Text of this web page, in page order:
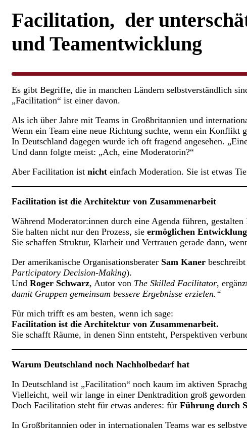
Facilitation, der
und Teamentwicklung
Es gibt Begriffe, die in manchen Ländern selbstverständlich
„Facilitation“ ist einer davon.
Als ich über Jahre mit Teams in Großbritannien und
Wenn ein Team eine neue Richtung suchte, wenn ein
In Deutschland dagegen wurde ich oft fragend angesehen.
Und dann folgte meist: „Ach, eine Moderatorin?“
Aber Facilitation ist nicht einfach Moderation. Sie ist etwas
Facilitation ist die Architektur von Zusammenarbeit
Während Moderator:innen durch eine Agenda führen,
Sie halten nicht nur den Prozess, sie ermöglichen Entwicklung
Sie schaffen Struktur, Klarheit und Vertrauen gerade dann,
Der amerikanische Organisationsberater Sam Kaner
Participatory Decision-Making).
Und Roger Schwarz, Autor von The Skilled Facilitator,
damit Gruppen gemeinsam bessere Ergebnisse erzielen.“
Für mich trifft es am besten, wenn ich sage:
Facilitation ist die Architektur von Zusammenarbeit.
Sie schafft Räume, in denen Sinn entsteht, Perspektiven
Warum Deutschland noch Nachholbedarf hat
In Deutschland ist „Facilitation“ noch kaum im aktiven
Vielleicht, weil wir lange in einer Denktradition groß
Doch Facilitation steht für etwas anderes: für Führung durch
In Großbritannien oder in internationalen Teams war es